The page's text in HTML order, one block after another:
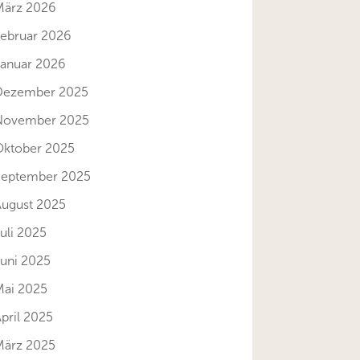
2026
2026
2026
2025
2025
2025
2025
2025
2025
2025
2025
2025
2025